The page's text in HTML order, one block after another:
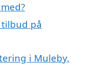
på
i Muleby,